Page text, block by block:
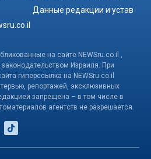
Данные редакции и устав
на сайте NEWSru.co.il ,
Израиля. При
гиперссылка на NEWSru.co.il
репортажей, эксклюзивных
запрещена – в том числе в
агентств не разрешается.